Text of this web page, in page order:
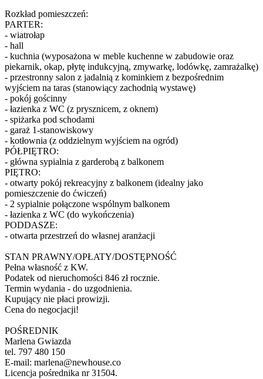
Rozkład pomieszczeń:
PARTER:
- wiatrołap
- hall
- kuchnia (wyposażona w meble kuchenne w zabudowie oraz
piekarnik, okap, płytę indukcyjną, zmywarkę, lodówkę, zamrażalkę)
- przestronny salon z jadalnią z kominkiem z bezpośrednim
wyjściem na taras (stanowiący zachodnią wystawę)
- pokój gościnny
- łazienka z WC (z prysznicem, z oknem)
- spiżarka pod schodami
- garaż 1-stanowiskowy
- kotłownia (z oddzielnym wyjściem na ogród)
PÓŁPIĘTRO:
- główna sypialnia z garderobą z balkonem
PIĘTRO:
- otwarty pokój rekreacyjny z balkonem (idealny jako
pomieszczenie do ćwiczeń)
- 2 sypialnie połączone wspólnym balkonem
- łazienka z WC (do wykończenia)
PODDASZE:
- otwarta przestrzeń do własnej aranżacji
STAN PRAWNY/OPŁATY/DOSTĘPNOŚĆ
Pełna własność z KW.
Podatek od nieruchomości 846 zł rocznie.
Termin wydania - do uzgodnienia.
Kupujący nie płaci prowizji.
Cena do negocjacji!
POŚREDNIK
Marlena Gwiazda
tel. 797 480 150
E-mail: marlena@newhouse.co
Licencja pośrednika nr 31504.